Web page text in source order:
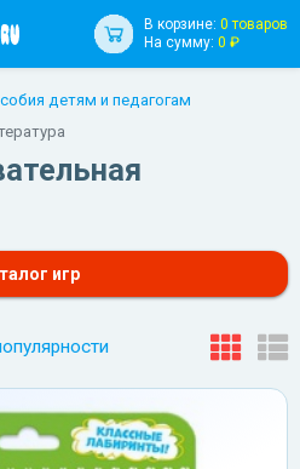
В корзине: 0 товаров
На сумму: 0 ₽
детям и педагогам
игр